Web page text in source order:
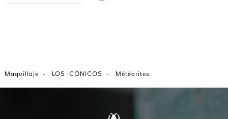
Maquillaje - LOS ICÓNICOS - Météorites